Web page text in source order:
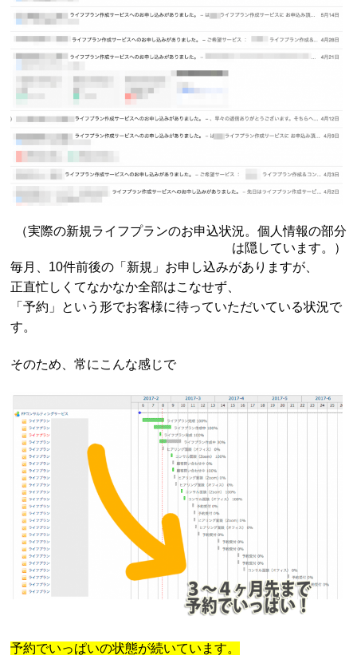
（実際の新規ライフプランのお申込状況。個人情報の部分
は隠しています。）
毎月、10件前後の「新規」お申し込みがありますが、
正直忙しくてなかなか全部はこなせず、
「予約」という形でお客様に待っていただいている状況で
す。
そのため、常にこんな感じで
予約でいっぱいの状態が続いています。